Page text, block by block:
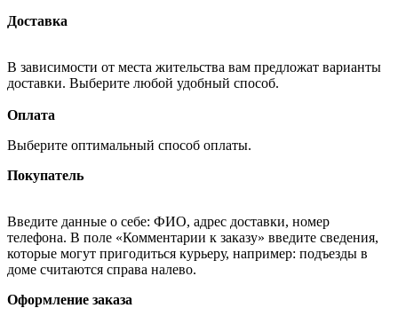
Доставка
В зависимости от места жительства вам предложат варианты
доставки. Выберите любой удобный способ.
Оплата
Выберите оптимальный способ оплаты.
Покупатель
Введите данные о себе: ФИО, адрес доставки, номер
телефона. В поле «Комментарии к заказу» введите сведения,
которые могут пригодиться курьеру, например: подъезды в
доме считаются справа налево.
Оформление заказа